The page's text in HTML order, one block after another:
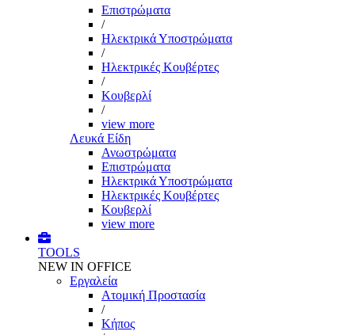
Επιστρώματα
/
Ηλεκτρικά Υποστρώματα
/
Ηλεκτρικές Κουβέρτες
/
Κουβερλί
/
view more
Λευκά Είδη
Ανωστρώματα
Επιστρώματα
Ηλεκτρικά Υποστρώματα
Ηλεκτρικές Κουβέρτες
Κουβερλί
view more
TOOLS
NEW IN OFFICE
Εργαλεία
Aτομική Προστασία
/
Kήπος